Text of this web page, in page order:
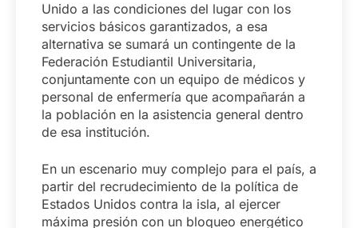
Unido a las condiciones del lugar con los
servicios básicos garantizados, a esa
alternativa se sumará un contingente de la
Federación Estudiantil Universitaria,
conjuntamente con un equipo de médicos y
personal de enfermería que acompañarán a
la población en la asistencia general dentro
de esa institución.
En un escenario muy complejo para el país, a
partir del recrudecimiento de la política de
Estados Unidos contra la isla, al ejercer
máxima presión con un bloqueo energético